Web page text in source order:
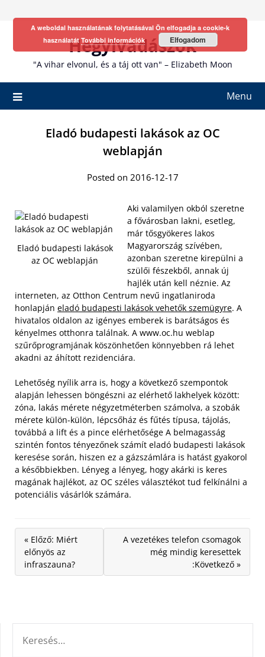
Hegyivadászok
"A vihar elvonul, és a táj ott van" – Elizabeth Moon
Menu
Eladó budapesti lakások az OC
weblapján
Posted on 2016-12-17
Eladó budapesti lakások
az OC weblapján
Aki valamilyen okból szeretne
a fővárosban lakni, esetleg,
már tősgyökeres lakos
Magyarország szívében,
azonban szeretne kirepülni a
szülői fészekből, annak új
hajlék után kell néznie. Az
interneten, az Otthon Centrum nevű ingatlaniroda
honlapján eladó budapesti lakások vehetők szemügyre. A
hivatalos oldalon az igényes emberek is barátságos és
kényelmes otthonra találnak. A www.oc.hu weblap
szűrőprogramjának köszönhetően könnyebben rá lehet
akadni az áhított rezidenciára.
Lehetőség nyílik arra is, hogy a következő szempontok
alapján lehessen böngészni az elérhető lakhelyek között:
zóna, lakás mérete négyzetméterben számolva, a szobák
mérete külön-külön, lépcsőház és fűtés típusa, tájolás,
továbbá a lift és a pince elérhetősége A belmagasság
szintén fontos tényezőnek számít eladó budapesti lakások
keresése során, hiszen ez a gázszámlára is hatást gyakorol
a későbbiekben. Lényeg a lényeg, hogy akárki is keres
magának hajlékot, az OC széles választékot tud felkínálni a
potenciális vásárlók számára.
« Előző: Miért
előnyös az
infraszauna?
A vezetékes telefon csomagok
még mindig keresettek
:Következő »
A weboldal használatának folytatásával Ön elfogadja a cookie-k
használatátTovábbi információk Elfogadom